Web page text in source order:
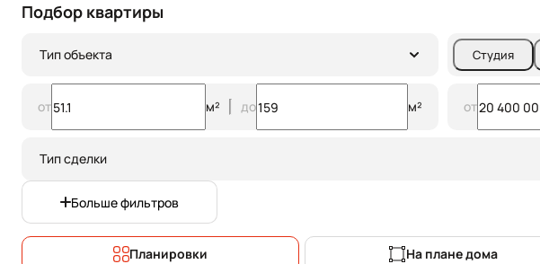
Подбор квартиры
Тип объекта Студия
от м² до м² от
Тип сделки
Больше фильтров
Планировки На плане дома